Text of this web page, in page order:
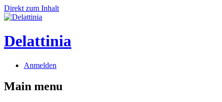
Direkt zum Inhalt
Delattinia
Anmelden
Main menu